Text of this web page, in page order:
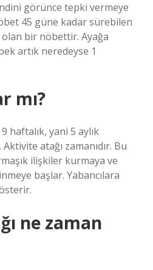
görünce tepki vermeye
45 güne kadar sürebilen
bir nöbettir. Ayağa
artık neredeyse 1
mı?
haftalık, yani 5 aylık
atağı zamanıdır. Bu
ilişkiler kurmaya ve
başlar. Yabancılara
ne zaman